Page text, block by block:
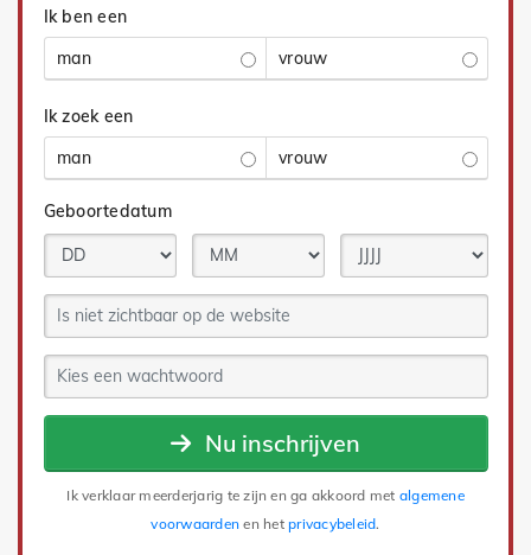
Ik ben een
man
vrouw
Ik zoek een
man
vrouw
Geboortedatum
Nu inschrijven
Ik verklaar meerderjarig te zijn en ga akkoord met algemene
voorwaarden en hetprivacybeleid.